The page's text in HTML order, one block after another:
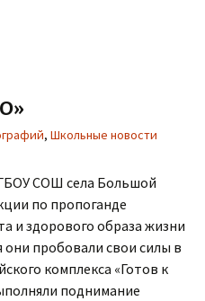
, Школьные новости
СОШ села Большой
по пропоганде
и здорового образа жизни
пробовали свои силы в
комплекса «Готов к
поднимание